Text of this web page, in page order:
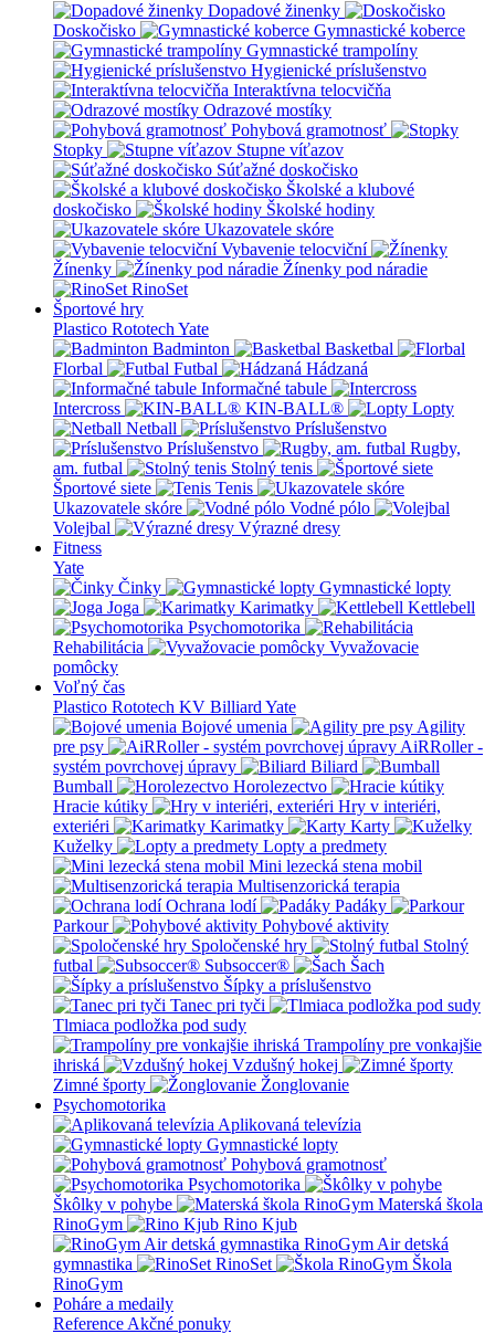
Dopadové žinenky
Doskočisko
Gymnastické koberce
Gymnastické trampolíny
Hygienické príslušenstvo
Interaktívna telocvičňa
Odrazové mostíky
Pohybová gramotnosť
Stopky
Stupne víťazov
Súťažné doskočisko
Školské a klubové
doskočisko
Školské hodiny
Ukazovatele skóre
Vybavenie telocviční
Žínenky
Žínenky pod náradie
RinoSet
Športové hry
Plastico Rototech Yate
Badminton
Basketbal
Florbal
Futbal
Hádzaná
Informačné tabule
Intercross
KIN-BALL®
Lopty
Netball
Príslušenstvo
Príslušenstvo
Rugby,
am. futbal
Stolný tenis
Športové siete
Tenis
Ukazovatele skóre
Vodné pólo
Volejbal
Výrazné dresy
Fitness
Yate
Činky
Gymnastické lopty
Joga
Karimatky
Kettlebell
Psychomotorika
Rehabilitácia
Vyvažovacie
pomôcky
Voľný čas
Plastico Rototech KV Billiard Yate
Bojové umenia
Agility
pre psy
AiRRoller -
systém povrchovej úpravy
Biliard
Bumball
Horolezectvo
Hracie kútiky
Hry v interiéri,
exteriéri
Karimatky
Karty
Kuželky
Lopty a predmety
Mini lezecká stena mobil
Multisenzorická terapia
Ochrana lodí
Padáky
Parkour
Pohybové aktivity
Spoločenské hry
Stolný
futbal
Subsoccer®
Šach
Šípky a príslušenstvo
Tanec pri tyči
Tlmiaca podložka pod sudy
Trampolíny pre vonkajšie
ihriská
Vzdušný hokej
Zimné športy
Žonglovanie
Psychomotorika
Aplikovaná televízia
Gymnastické lopty
Pohybová gramotnosť
Psychomotorika
Škôlky v pohybe
Materská škola
RinoGym
Rino Kjub
RinoGym Air detská
gymnastika
RinoSet
Škola
RinoGym
Poháre a medaily
Reference Akčné ponuky